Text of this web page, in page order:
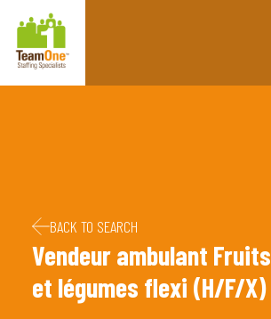
Retourner à la page d'accueil
BACK TO SEARCH
Vendeur ambulant Fruits
et légumes flexi (H/F/X)